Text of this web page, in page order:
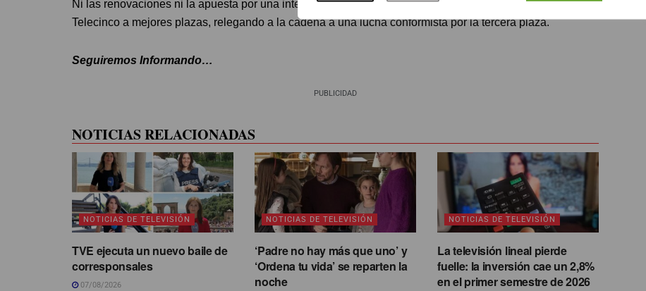
Ni las renovaciones ni la apuesta por una inteligencia artificial pionera en nuestro país ha llevado a
Telecinco a mejores plazas, relegando a la cadena a una lucha conformista por la tercera plaza.
Seguiremos Informando…
PUBLICIDAD
NOTICIAS RELACIONADAS
NOTICIAS DE TELEVISIÓN
TVE ejecuta un nuevo baile de
corresponsales
07/08/2026
NOTICIAS DE TELEVISIÓN
‘Padre no hay más que uno’ y
‘Ordena tu vida’ se reparten la
noche
NOTICIAS DE TELEVISIÓN
La televisión lineal pierde
fuelle: la inversión cae un 2,8%
en el primer semestre de 2026